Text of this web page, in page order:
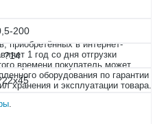
200
?14
приобретённых в интернет-
1 год со дня отгрузки
времени покупатель может
оборудования по гарантии
хранения и эксплуатации товара.
.